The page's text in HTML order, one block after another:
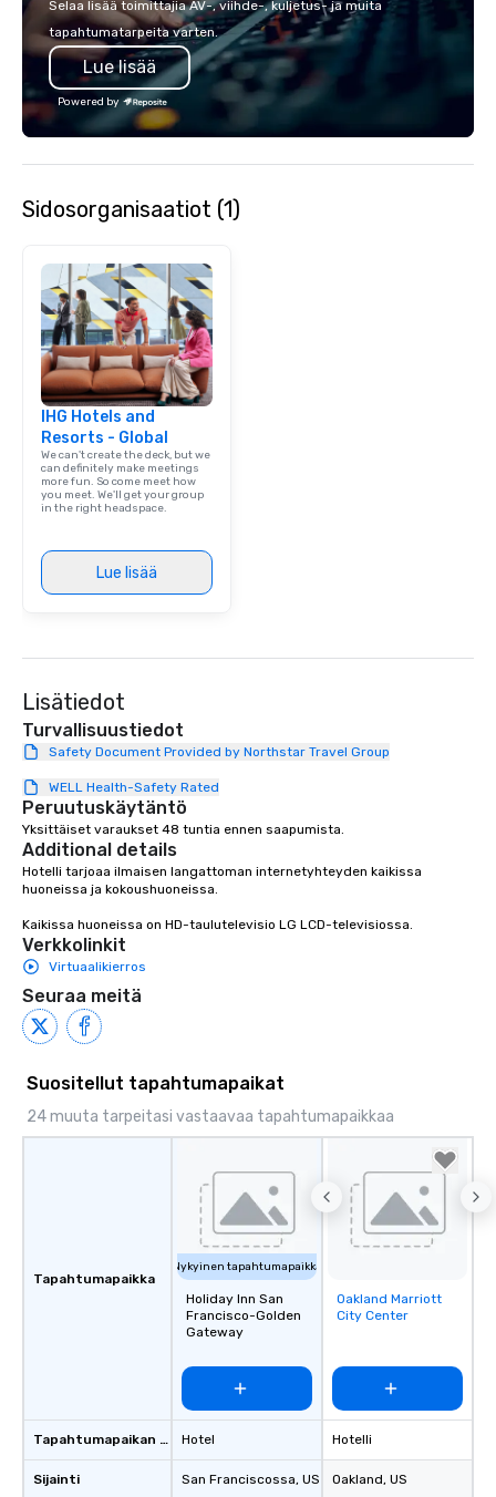
Selaa lisää toimittajia AV-, viihde-, kuljetus- ja muita
tapahtumatarpeita varten.
Lue lisää
Powered by
Sidosorganisaatiot (1)
IHG Hotels and
Resorts - Global
We can't create the deck, but we
can definitely make meetings
more fun. So come meet how
you meet. We'll get your group
in the right headspace.
Lue lisää
Lisätiedot
Turvallisuustiedot
Safety Document Provided by Northstar Travel Group
WELL Health-Safety Rated
Peruutuskäytäntö
Yksittäiset varaukset 48 tuntia ennen saapumista.
Additional details
Hotelli tarjoaa ilmaisen langattoman internetyhteyden kaikissa
huoneissa ja kokoushuoneissa.
Kaikissa huoneissa on HD-taulutelevisio LG LCD-televisiossa.
Verkkolinkit
Virtuaalikierros
Seuraa meitä
Suositellut tapahtumapaikat
24 muuta tarpeitasi vastaavaa tapahtumapaikkaa
Tapahtumapaikka
Tapahtumapaikan tyyppi
Sijainti
Nykyinen tapahtumapaikka
Holiday Inn San
Francisco-Golden
Gateway
Hotel
San Franciscossa, US
Removed from
favorites
Oakland Marriott
City Center
Hotelli
Oakland, US